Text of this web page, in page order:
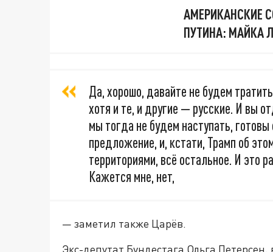
АМЕРИКАНСКИЕ
ПУТИНА: МАЙКА
Да, хорошо, давайте не будем
хотя и те, и другие — русские. И вы
мы тогда не будем наступать,
предложение, и, кстати, Трамп об
территориями, всё остальное. И это
Кажется мне, нет,
— заметил также Царёв.
Экс-депутат Бундестага Ольга